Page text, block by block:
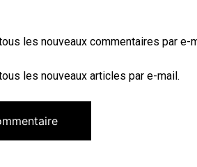
les nouveaux commentaires par e-
les nouveaux articles par e-mail.